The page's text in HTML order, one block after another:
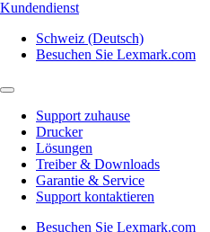
Kundendienst
Schweiz (Deutsch)
Besuchen Sie Lexmark.com
Support zuhause
Drucker
Lösungen
Treiber & Downloads
Garantie & Service
Support kontaktieren
Besuchen Sie Lexmark.com